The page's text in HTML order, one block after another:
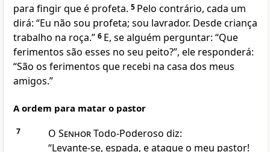
para fingir que é profeta. 5 Pelo contrário, cada um
dirá: “Eu não sou profeta; sou lavrador. Desde criança
trabalho na roça.” 6 E, se alguém perguntar: “Que
ferimentos são esses no seu peito?”, ele responderá:
“São os ferimentos que recebi na casa dos meus
amigos.”
A ordem para matar o pastor
7 O SenhorTodo-Poderoso diz:
“Levante-se, espada, e ataque o meu pastor!